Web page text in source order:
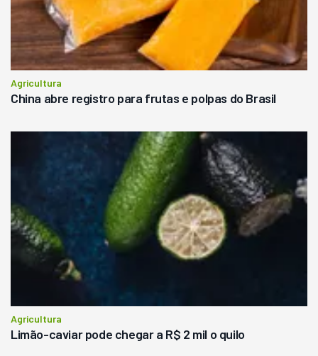
Agricultura
China abre registro para frutas e polpas do Brasil
Agricultura
Limão-caviar pode chegar a R$ 2 mil o quilo